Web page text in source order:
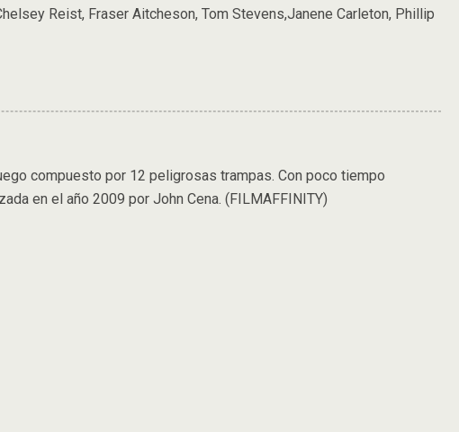
Reist, Fraser Aitcheson, Tom Stevens,Janene Carleton, Phillip
compuesto por 12 peligrosas trampas. Con poco tiempo
en el año 2009 por John Cena. (FILMAFFINITY)